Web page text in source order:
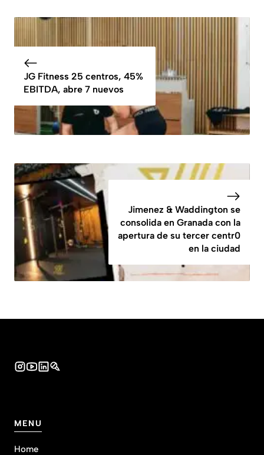
JG Fitness 25 centros, 45%
EBITDA, abre 7 nuevos
Jimenez & Waddington se
consolida en Granada con la
apertura de su tercer centr0
en la ciudad
MENU
Home